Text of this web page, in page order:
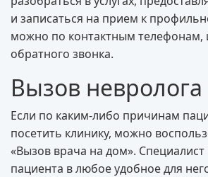
и записаться на прием к
можно по контактным телефонам,
обратного звонка.
Вызов
Если по каким-либо причинам
посетить клинику, можно
«Вызов врача на дом». Специалист
пациента в любое удобное для